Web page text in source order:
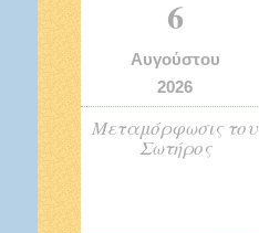
6
Αυγούστου
2026
Μεταμόρφωσις του
Σωτήρος